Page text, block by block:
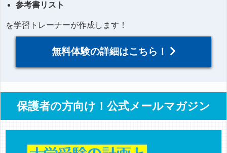
参考書リスト
を学習トレーナーが作成します！
無料体験の詳細はこちら！
保護者の方向け！公式メールマガジン